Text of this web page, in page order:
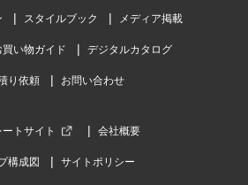
スタイルブック メディア掲載
買い物ガイド デジタルカタログ
り依頼 お問い合わせ
トサイト 会社概要
構成図 サイトポリシー